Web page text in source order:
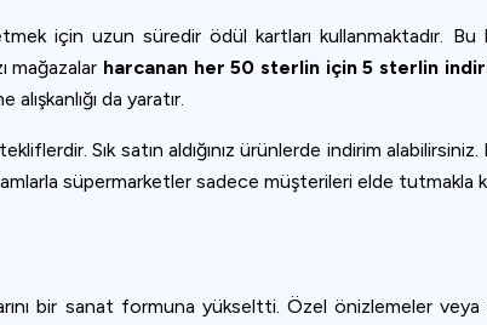
için uzun süredir ödül kartları kullanmaktadır.
mağazalar harcanan her 50 sterlin için 5 sterlin
da yaratır.
Sık satın aldığınız ürünlerde indirim
süpermarketler sadece müşterileri elde tutmakla
bir sanat formuna yükseltti. Özel önizlemeler